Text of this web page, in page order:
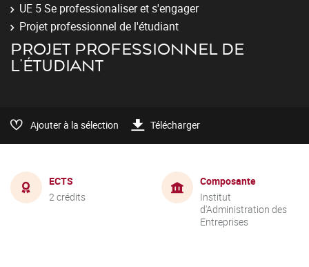
UE 5 Se professionaliser et s'engager
Projet professionnel de l'étudiant
PROJET PROFESSIONNEL DE
L'ÉTUDIANT
Ajouter à la sélection Télécharger
ECTS
2 crédits
Composante
Institut
d'Administration des
Entreprises